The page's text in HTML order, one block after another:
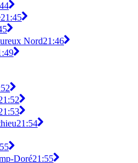
21:45
Nord21:46
21:54
Doré21:55